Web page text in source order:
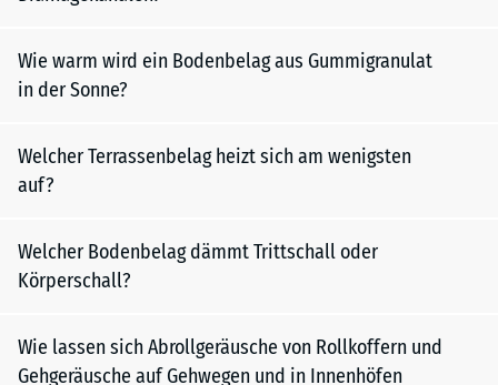
Wie warm wird ein Bodenbelag aus Gummigranulat
in der Sonne?
Welcher Terrassenbelag heizt sich am wenigsten
auf?
Welcher Bodenbelag dämmt Trittschall oder
Körperschall?
Wie lassen sich Abrollgeräusche von Rollkoffern und
Gehgeräusche auf Gehwegen und in Innenhöfen